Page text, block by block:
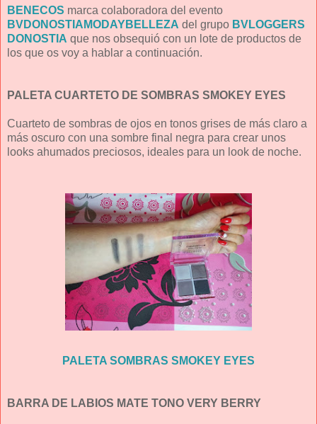
BENECOS marca colaboradora del evento
BVDONOSTIAMODAYBELLEZA del grupo BVLOGGERS
DONOSTIA que nos obsequió con un lote de productos de
los que os voy a hablar a continuación.
PALETA CUARTETO DE SOMBRAS SMOKEY EYES
Cuarteto de sombras de ojos en tonos grises de más claro a
más oscuro con una sombre final negra para crear unos
looks ahumados preciosos, ideales para un look de noche.
PALETA SOMBRAS SMOKEY EYES
BARRA DE LABIOS MATE TONO VERY BERRY